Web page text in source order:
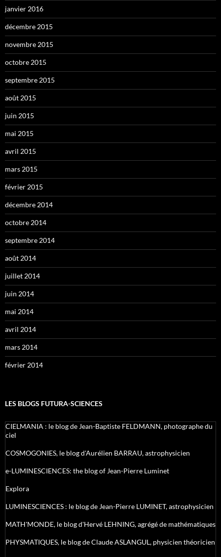
janvier 2016
décembre 2015
novembre 2015
octobre 2015
septembre 2015
août 2015
juin 2015
mai 2015
avril 2015
mars 2015
février 2015
décembre 2014
octobre 2014
septembre 2014
août 2014
juillet 2014
juin 2014
mai 2014
avril 2014
mars 2014
février 2014
LES BLOGS FUTURA-SCIENCES
CIELMANIA : le blog de Jean-Baptiste FELDMANN, photographe du
ciel
COSMOGONIES, le blog d'Aurélien BARRAU, astrophysicien
e-LUMINESCIENCES: the blog of Jean-Pierre Luminet
Explora
LUMINESCIENCES : le blog de Jean-Pierre LUMINET, astrophysicien
MATH'MONDE, le blog d'Hervé LEHNING, agrégé de mathématiques
PHYSMATIQUES, le blog de Claude ASLANGUL, physicien théoricien